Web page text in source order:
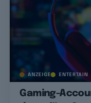
ANZEIGE ENTERTAIN
Gaming-